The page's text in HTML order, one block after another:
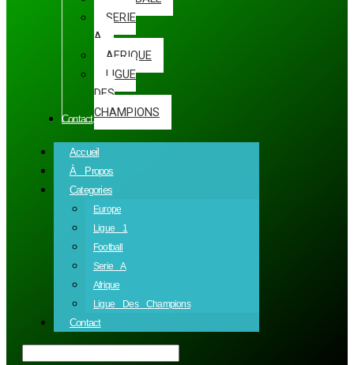
SERIE
A
AFRIQUE
LIGUE
DES
CHAMPIONS
Contact
Accueil
À Propos
Categories
Europe
Ligue 1
Football
Serie A
Afrique
Ligue Des Champions
Contact